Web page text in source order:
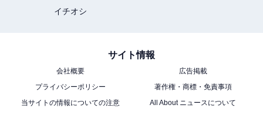
イチオシ
サイト情報
会社概要
広告掲載
プライバシーポリシー
著作権・商標・免責事項
当サイトの情報についての注意
All About ニュースについて